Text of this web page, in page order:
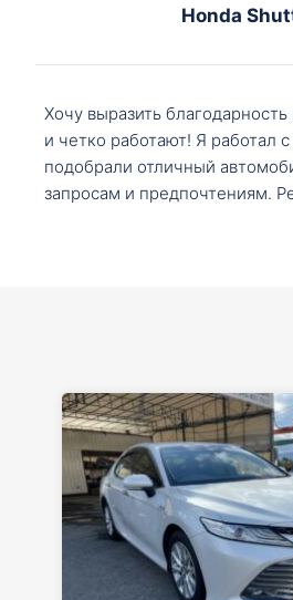
Honda
Хочу выразить
и четко работают! Я работал
подобрали отличный
запросам и предпочтениям.